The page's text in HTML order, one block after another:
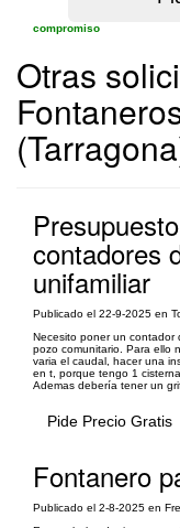
compromiso
Otras
contadores
unifamiliar
Publicado el 22-9-2025 en
Necesito poner un
pozo comunitario. Para ello
varia el caudal, hacer una
en t, porque tengo 1
Ademas debería tener un
Pide Precio Gratis
Fontanero
Publicado el 2-8-2025 en